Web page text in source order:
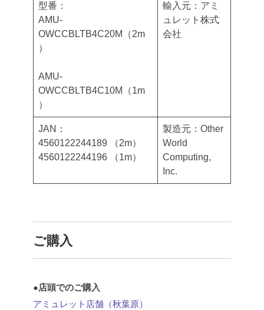
型番：
AMU-
OWCCBLTB4C20M（2m
）
AMU-
OWCCBLTB4C10M（1m
）
輸入元：アミ
ュレット株式
会社
JAN：
4560122244189 （2m）
4560122244196 （1m）
製造元：Other
World
Computing,
Inc.
ご購入
●店頭でのご購入
アミュレット店舗（秋葉原）